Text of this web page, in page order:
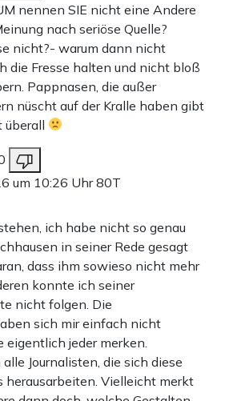
nennen SIE nicht eine Andere
nach seriöse Quelle?
nicht?- warum dann nicht
die Fresse halten und nicht bloß
Pappnasen, die außer
nüscht auf der Kralle haben gibt
überall
um 10:26 Uhr80T
ich habe nicht so genau
in seiner Rede gesagt
dass ihm sowieso nicht mehr
konnte ich seiner
nicht folgen. Die
sich mir einfach nicht
eigentlich jeder merken.
Journalisten, die sich diese
herausarbeiten. Vielleicht merkt